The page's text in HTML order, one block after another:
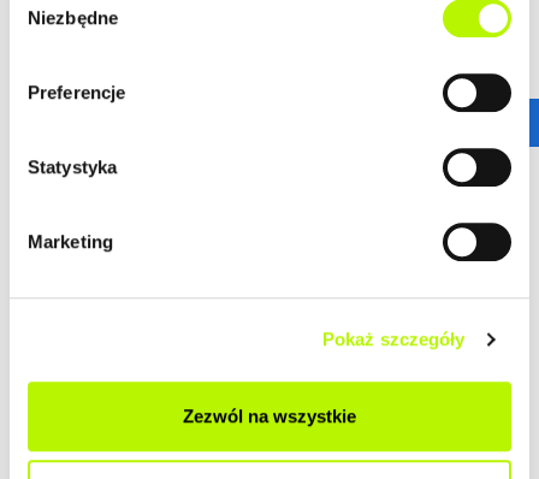
zgody
Niezbędne
Preferencje
Statystyka
Marketing
Pokaż szczegóły
Zezwól na wszystkie